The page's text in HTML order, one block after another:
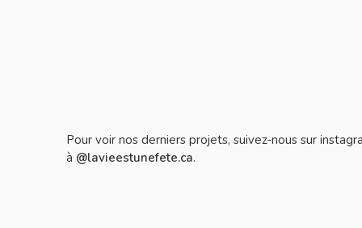
Pour voir nos derniers projets, suivez-nous sur
à @lavieestunefete.ca.